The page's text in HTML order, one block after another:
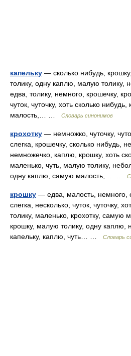
капельку — сколько нибудь,
толику, одну каплю, малую толику,
едва, толику, немного, крошечку,
чуток, чуточку, хоть сколько
малость,… …
Словарь синонимов
крохотку — немножко, чуточку,
слегка, крошечку, сколько нибудь,
немножечко, каплю, крошку, хоть
маленько, чуть, малую толику,
одну каплю, самую малость,… …
крошку — едва, малость, немного,
слегка, несколько, чуток, чуточку,
толику, маленько, крохотку, самую
крошку, малую толику, одну каплю,
капельку, каплю, чуть… …
Словарь